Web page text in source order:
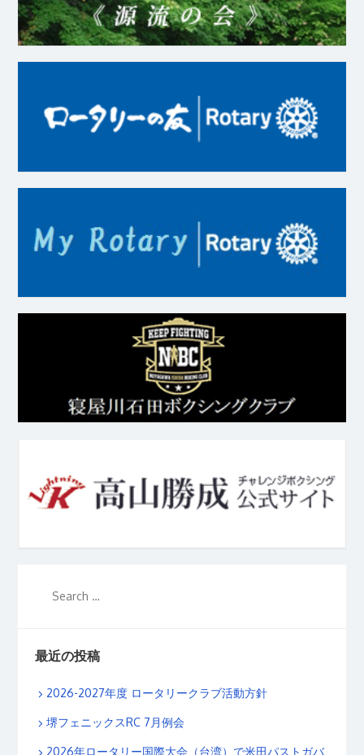
最近の投稿
2026-2027年度 ロータリークラブ活動方針
堺フェニックスRC 7月例会
2026年ロータリー国際大会（台湾）で米田パストガバ